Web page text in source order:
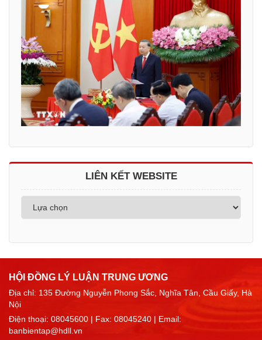
LIÊN KẾT WEBSITE
HỘI ĐỒNG LÝ LUẬN TRUNG ƯƠNG
Địa chỉ: 135 Đường Nguyễn Phong Sắc, Nghĩa Tân, Cầu Giấy, Hà
Nội
Điện thoại: 08045600 | Fax: 08045240 | Email:
banbientap@hdll.vn